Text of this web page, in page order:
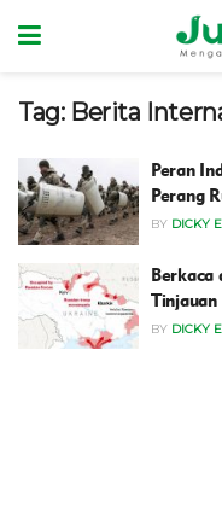
Tag: Berita
Peran
Perang
BY DICKY
Berkaca
BY DICKY